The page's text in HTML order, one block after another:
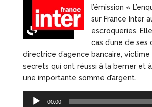
l’émission «
sur France Inter
escroqueries.
cas d’une de ses
directrice d’agence bancaire,
secrets qui ont réussi à la berner et
une importante somme d’argent.
Lecteur
00:00